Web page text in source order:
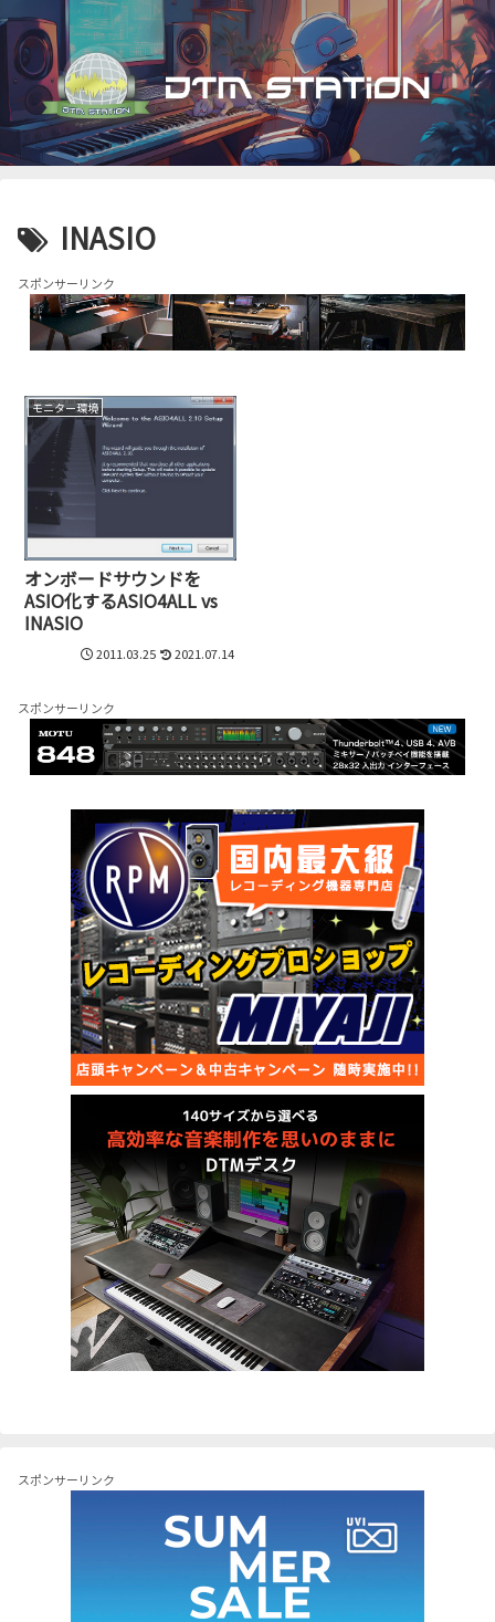
INASIO
スポンサーリンク
モニター環境
オンボードサウンドを
ASIO化するASIO4ALL vs
INASIO
2011.03.25 2021.07.14
スポンサーリンク
スポンサーリンク